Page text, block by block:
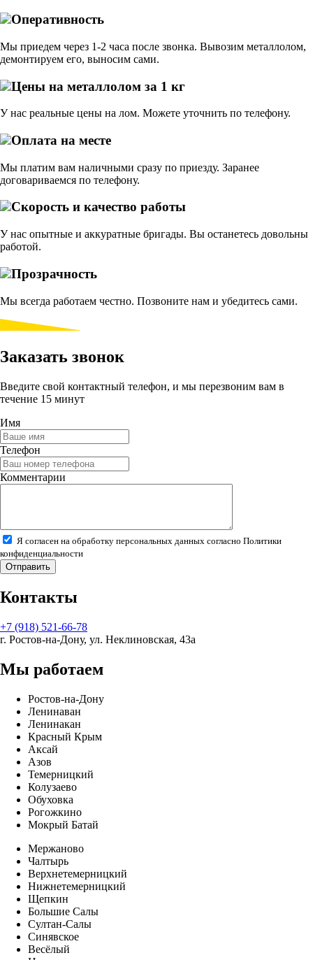
Оперативность
Мы приедем через 1-2 часа после звонка. Вывозим металлолом,
демонтируем его, выносим сами.
Цены на металлолом за 1 кг
У нас реальные цены на лом. Можете уточнить по телефону.
Оплата на месте
Мы платим вам наличными сразу по приезду. Заранее
договариваемся по телефону.
Скорость и качество работы
У нас опытные и аккуратные бригады. Вы останетесь довольны
работой.
Прозрачность
Мы всегда работаем честно. Позвоните нам и убедитесь сами.
Заказать звонок
Введите свой контактный телефон, и мы перезвоним вам в
течение 15 минут
Имя
Телефон
Комментарии
Я согласен на обработку персональных данных согласно Политики
конфиденциальности
Контакты
+7 (918) 521-66-78
г. Ростов-на-Дону, ул. Неклиновская, 43а
Мы работаем
Ростов-на-Дону
Ленинаван
Ленинакан
Красный Крым
Аксай
Азов
Темерницкий
Колузаево
Обуховка
Рогожкино
Мокрый Батай
Мержаново
Чалтырь
Верхнетемерницкий
Нижнетемерницкий
Щепкин
Большие Салы
Султан-Салы
Синявское
Весёлый